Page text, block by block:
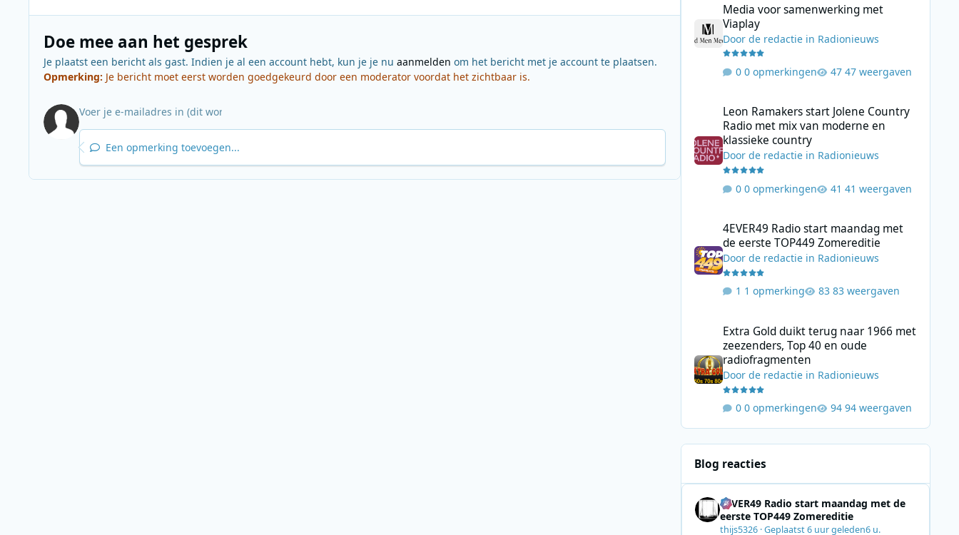
Doe mee aan het gesprek
Je plaatst een bericht als gast. Indien je al een account hebt, kun je je nu aanmelden om het bericht met je account te plaatsen.
Opmerking: Je bericht moet eerst worden goedgekeurd door een moderator voordat het zichtbaar is.
Een opmerking toevoegen...
Media voor samenwerking met
Viaplay
Door de redactiein Radionieuws
0 opmerkingen 47 weergaven
Leon Ramakers start Jolene Country
Radio met mix van moderne en
klassieke country
Door de redactiein Radionieuws
0 opmerkingen 41 weergaven
4EVER49 Radio start maandag met
de eerste TOP449 Zomereditie
Door de redactiein Radionieuws
1 opmerking 83 weergaven
Extra Gold duikt terug naar 1966 met
zeezenders, Top 40 en oude
radiofragmenten
Door de redactiein Radionieuws
0 opmerkingen 94 weergaven
Blog reacties
4EVER49 Radio start maandag met de
eerste TOP449 Zomereditie
thijs5326·Geplaatst6 uur geleden6 u.